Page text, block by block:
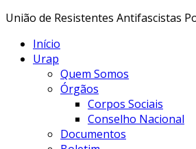
União de Resistentes Antifascistas
Início
Urap
Quem Somos
Órgãos
Corpos Sociais
Conselho Nacional
Documentos